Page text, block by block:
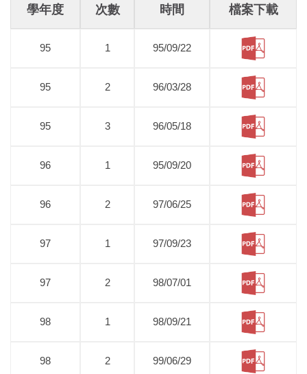
學年度 次數 時間 檔案下載
95 1 95/09/22
95 2 96/03/28
95 3 96/05/18
96 1 95/09/20
96 2 97/06/25
97 1 97/09/23
97 2 98/07/01
98 1 98/09/21
98 2 99/06/29